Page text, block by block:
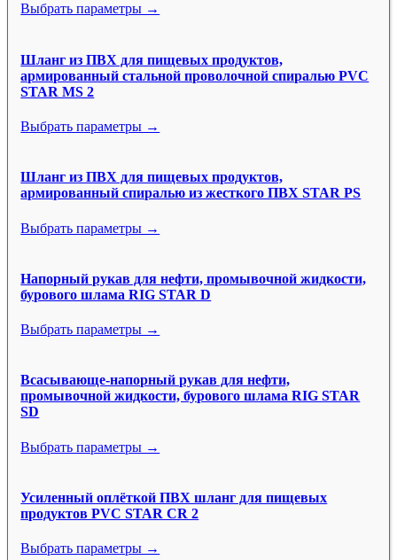
Выбрать параметры →
Шланг из ПВХ для пищевых продуктов,
армированный стальной проволочной спиралью PVC
STAR MS 2
Выбрать параметры →
Шланг из ПВХ для пищевых продуктов,
армированный спиралью из жесткого ПВХ STAR PS
Выбрать параметры →
Напорный рукав для нефти, промывочной жидкости,
бурового шлама RIG STAR D
Выбрать параметры →
Всасывающе-напорный рукав для нефти,
промывочной жидкости, бурового шлама RIG STAR
SD
Выбрать параметры →
Усиленный оплёткой ПВХ шланг для пищевых
продуктов PVC STAR CR 2
Выбрать параметры →